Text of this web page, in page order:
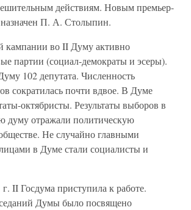
действиям. Новым премьер-
П. А. Столыпин.
кампании во II Думу активно
партии (социал-демократы и эсеры).
102 депутата. Численность
сократилась почти вдвое. В Думе
октябристы. Результаты выборов в
думу отражали политическую
Не случайно главными
в Думе стали социалисты и
II Госдума приступила к работе.
Думы было посвящено